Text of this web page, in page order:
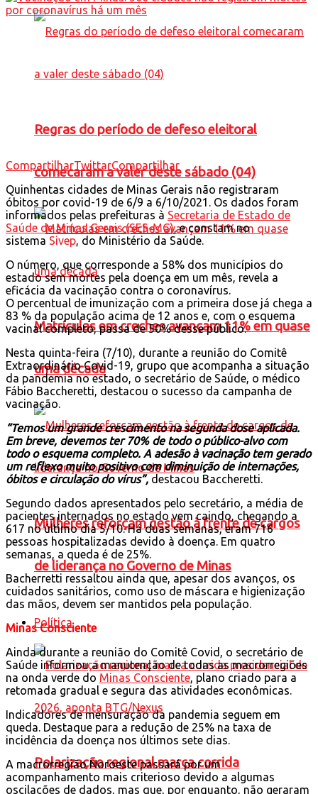
Regras do período de defeso eleitoral
comecaram a valer deste sábado (04)
Matrículas em creches avançam 11% em quase
uma década
Mulheres reforçam gestão à frente de cargos
de liderança no Governo de Minas
Política
Polarização regional marca corrida
CompartilharTwittarCompartilhar
Quinhentas cidades de Minas Gerais não registraram
óbitos por covid-19 de 6/9 a 6/10/2021. Os dados foram
informados pelas prefeituras à Secretaria de Estado de
Saúde de Minas Gerais (SES-MG), e constam no
sistema Sivep, do Ministério da Saúde.
O número, que corresponde a 58% dos municípios do
estado sem mortes pela doença em um mês, revela a
eficácia da vacinação contra o coronavírus.
O percentual de imunização com a primeira dose já chega a
83 % da população acima de 12 anos e, com o esquema
vacinal completo, passa de 50% desse público.
Nesta quinta-feira (7/10), durante a reunião do Comitê
Extraordinário Covid-19, grupo que acompanha a situação
da pandemia no estado, o secretário de Saúde, o médico
Fábio Baccheretti, destacou o sucesso da campanha de
vacinação.
“Temos um grande crescimento na segunda dose aplicada.
Em breve, devemos ter 70% de todo o público-alvo com
todo o esquema completo. A adesão à vacinação tem gerado
um reflexo muito positivo com diminuição de internações,
óbitos e circulação do vírus”, destacou Baccheretti.
Segundo dados apresentados pelo secretário, a média de
pacientes internados no estado vem caindo, chegando a
617 no último dia 5/10. Há duas semanas, eram 716
pessoas hospitalizadas devido à doença. Em quatro
semanas, a queda é de 25%.
Bacherretti ressaltou ainda que, apesar dos avanços, os
cuidados sanitários, como uso de máscara e higienização
das mãos, devem ser mantidos pela população.
Minas Consciente
Ainda durante a reunião do Comitê Covid, o secretário de
Saúde informou a manutenção de todas as macrorregiões
na onda verde do Minas Consciente, plano criado para a
retomada gradual e segura das atividades econômicas.
Indicadores de mensuração da pandemia seguem em
queda. Destaque para a redução de 25% na taxa de
incidência da doença nos últimos sete dias.
A macrorregião Noroeste passará por um
acompanhamento mais criterioso devido a algumas
oscilações de dados, mas que, por enquanto, não geraram